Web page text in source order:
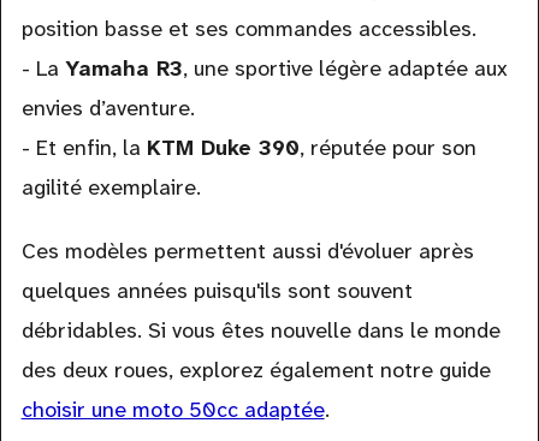
position basse et ses commandes accessibles.
- La Yamaha R3, une sportive légère adaptée aux
envies d’aventure.
- Et enfin, la KTM Duke 390, réputée pour son
agilité exemplaire.
Ces modèles permettent aussi d'évoluer après
quelques années puisqu'ils sont souvent
débridables. Si vous êtes nouvelle dans le monde
des deux roues, explorez également notre guide
choisir une moto 50cc adaptée.